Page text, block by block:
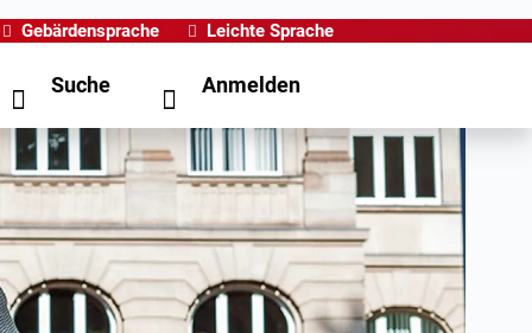
Gebärdensprache Leichte Sprache
Suche Anmelden